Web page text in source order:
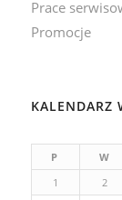
Prace
Promocje
KALENDARZ
P W
1
2